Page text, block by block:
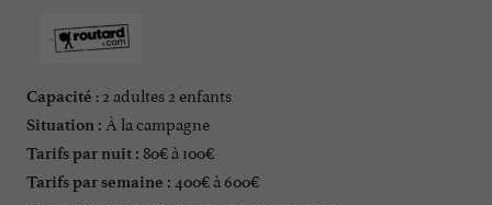
Capacité : 2 adultes 2 enfants
Situation : À la campagne
Tarifs par nuit : 80€ à 100€
Tarifs par semaine : 400€ à 600€